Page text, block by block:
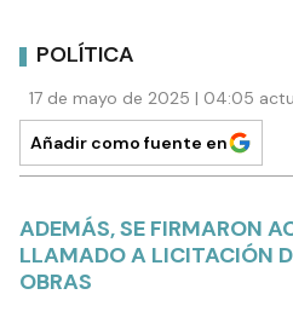
POLÍTICA
17 de mayo de 2025 | 04:05
Añadir como fuente en
ADEMÁS, SE FIRMARON
LLAMADO A LICITACIÓN
OBRAS